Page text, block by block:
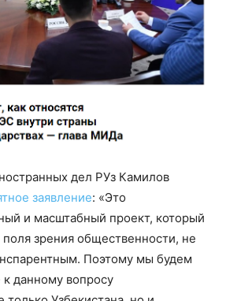
дел РУз Камилов
заявление: «Это
и масштабный проект, который
зрения общественности, не
Поэтому мы будем
к данному вопросу